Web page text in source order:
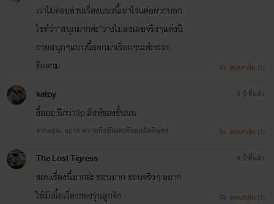
เราไม่ค่อยอ่านเรื่องแนวนี้เท่าไร่แต่อยากบอก
ไรท์ว่า"สนุกมากค่ะ"วางไม่ลงเลยจริงๆแต่งนิ
ยายสนุกๆแบบนี้ออกมาเรื่อยๆนะค่ะจะรอ
ติดตาม
ตอบกลับ (1)
katpy
งื้อออ.นึกว่า3p.สิงห์ของชั้นนน
จากตอน: ep18 ความหึงที่ไม่คงที่ของอัศดินทร์
8 ปีที่แล้ว
ตอบกลับ (1)
The Lost Tigress
ชอบเรื่องนี้มากอ่ะ ชอบมาก ชอบจริงๆ อยาก
ให้มีเนื้อเรื่องของรุ่นลูกจัง
8 ปีที่แล้ว
ตอบกลับ (1)